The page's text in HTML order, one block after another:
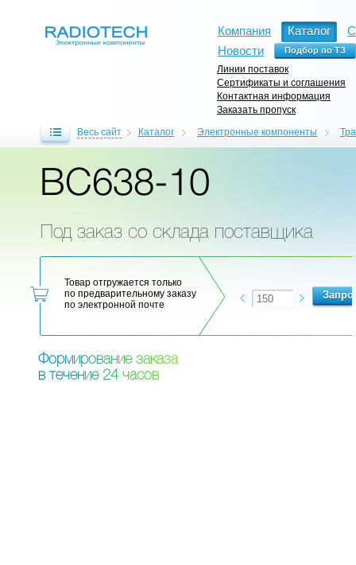
Компания Каталог
Новости
Линии поставок
Сертификаты и соглашения
Контактная информация
Заказать пропуск
Весь сайт Каталог Электронные компоненты
BC638-10
Под заказ со склада поставщика
Товар отгружается только
по предварительному заказу
по электронной почте
Формирование заказа
в течение 24 часов